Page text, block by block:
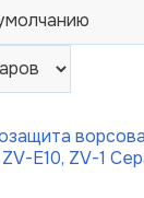
E10, ZV-1